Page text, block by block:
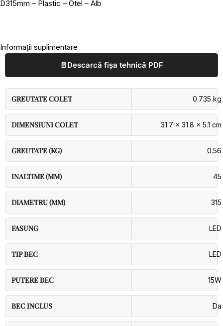
D315mm – Plastic – Otel – Alb
Informații suplimentare
📄 Descarcă fișa tehnică PDF
GREUTATE COLET 0.735 kg
DIMENSIUNI COLET 31.7 × 31.8 × 5.1 cm
GREUTATE (KG) 0.56
INALTIME (MM) 45
DIAMETRU (MM) 315
FASUNG LED
TIP BEC LED
PUTERE BEC 15W
BEC INCLUS Da